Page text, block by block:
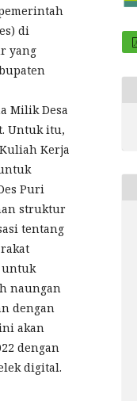
di
yang
Milik Desa
Untuk itu,
Kerja
Puri
struktur
tentang
untuk
naungan
dengan
akan
dengan
digital.